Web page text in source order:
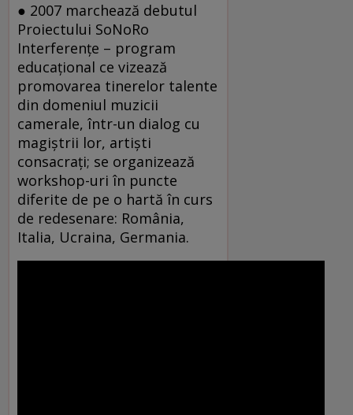
● 2007 marchează debutul
Proiectului SoNoRo
Interferenţe – program
educaţional ce vizează
promovarea tinerelor talente
din domeniul muzicii
camerale, într-un dialog cu
magiştrii lor, artişti
consacraţi; se organizează
workshop-uri în puncte
diferite de pe o hartă în curs
de redesenare: România,
Italia, Ucraina, Germania.